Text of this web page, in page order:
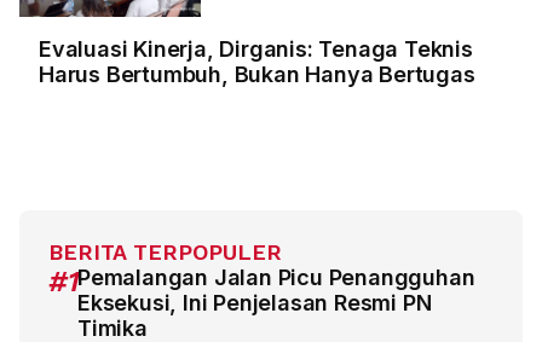
Evaluasi Kinerja, Dirganis: Tenaga Teknis
Harus Bertumbuh, Bukan Hanya Bertugas
BERITA TERPOPULER
#1Pemalangan Jalan Picu Penangguhan
Eksekusi, Ini Penjelasan Resmi PN
Timika